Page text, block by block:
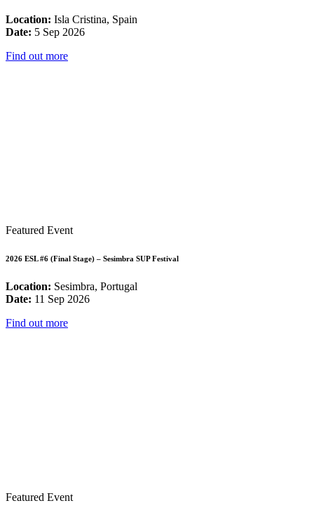
Location: Isla Cristina, Spain
Date: 5 Sep 2026
Find out more
Featured Event
2026 ESL #6 (Final Stage) – Sesimbra SUP Festival
Location: Sesimbra, Portugal
Date: 11 Sep 2026
Find out more
Featured Event